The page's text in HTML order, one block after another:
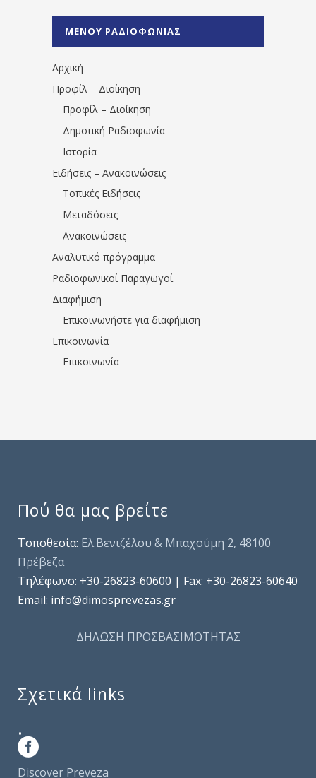
1531194763766854/" artist="" ]
ΜΕΝΟΥ ΡΑΔΙΟΦΩΝΙΑΣ
Αρχική
Προφίλ – Διοίκηση
Προφίλ – Διοίκηση
Δημοτική Ραδιοφωνία
Ιστορία
Ειδήσεις – Ανακοινώσεις
Τοπικές Ειδήσεις
Μεταδόσεις
Ανακοινώσεις
Αναλυτικό πρόγραμμα
Ραδιοφωνικοί Παραγωγοί
Διαφήμιση
Επικοινωνήστε για διαφήμιση
Επικοινωνία
Επικοινωνία
Πού θα μας βρείτε
Τοποθεσία: Ελ.Βενιζέλου & Μπαχούμη 2, 48100
Πρέβεζα
Τηλέφωνo: +30-26823-60600 | Fax: +30-26823-60640
Email: info@dimosprevezas.gr
ΔΗΛΩΣΗ ΠΡΟΣΒΑΣΙΜΟΤΗΤΑΣ
Σχετικά links
.
Discover Preveza